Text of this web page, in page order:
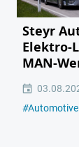
Steyr
Elektro-
MAN-
#Automotive